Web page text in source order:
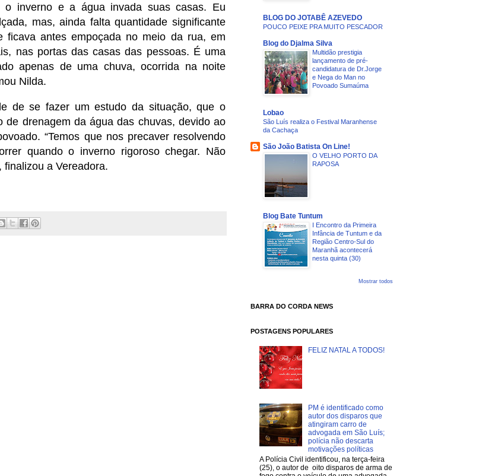
o inverno e a água invada suas casas. Eu
mas, ainda falta quantidade significante
antes empoçada no meio da rua, em
nas portas das casas das pessoas. É uma
apenas de uma chuva, ocorrida na noite
Nilda.
de se fazer um estudo da situação, que o
drenagem da água das chuvas, devido ao
“Temos que nos precaver resolvendo
quando o inverno rigoroso chegar. Não
finalizou a Vereadora.
BLOG DO JOTABÊ AZEVEDO
POUCO PEIXE PRA MUITO PESCADOR
Blog do Djalma Silva
Multidão prestigia
lançamento de pré-
candidatura de Dr.Jorge
e Nega do Man no
Povoado Sumaúma
Lobao
São Luís realiza o Festival Maranhense
da Cachaça
São João Batista On Line!
O VELHO PORTO DA
RAPOSA
Blog Bate Tuntum
I Encontro da Primeira
Infância de Tuntum e da
Região Centro-Sul do
Maranhã acontecerá
nesta quinta (30)
Mostrar todos
BARRA DO CORDA NEWS
POSTAGENS POPULARES
FELIZ NATAL A TODOS!
PM é identificado como
autor dos disparos que
atingiram carro de
advogada em São Luís;
polícia não descarta
motivações políticas
A Polícia Civil identificou, na terça-feira
(25), o autor de oito disparos de arma de